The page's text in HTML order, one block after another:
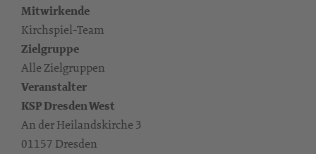
Mitwirkende
Kirchspiel-Team
Zielgruppe
Alle Zielgruppen
Veranstalter
KSP Dresden West
An der Heilandskirche 3
01157 Dresden